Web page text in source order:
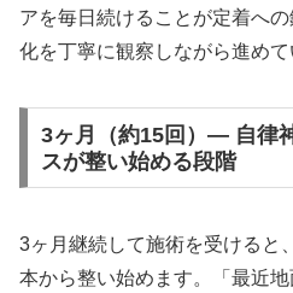
アを毎日続けることが定着へ
化を丁寧に観察しながら進めて
3ヶ月（約15回）— 自律
スが整い始める段階
3ヶ月継続して施術を受けると
本から整い始めます。「最近